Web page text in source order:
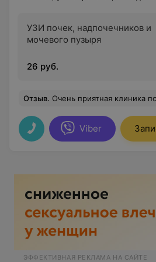
УЗИ почек, надпочечников и
мочевого пузыря
26 руб.
Отзыв. Очень приятная клиника по атмосфере, так и
Viber
ЭФФЕКТИВНАЯ РЕКЛАМА НА САЙТЕ